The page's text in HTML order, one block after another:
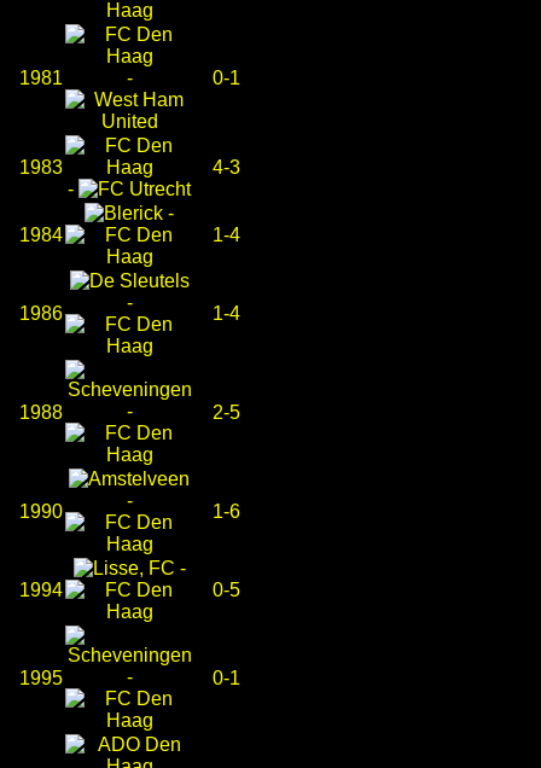
1981 - 0-1
1983
-
4-3
1984
-
1-4
1986
-
1-4
1988 - 2-5
1990
-
1-6
1994
-
0-5
1995 - 0-1